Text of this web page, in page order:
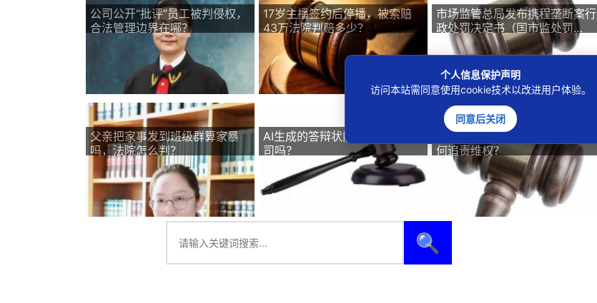
公司公开“批评”员工被判侵权，
合法管理边界在哪？
17岁主播签约后停播，被索赔
43万法院判赔多少？
市场监管总局发布携程垄断案行
政处罚决定书（国市监处罚
〔2026〕29号）
父亲把家事发到班级群算家暴
吗，法院怎么判？
AI生成的答辩状能直接拿来打官
司吗？
AI伪造变质图骗仅退款，商家如
何追责维权？
🔍
个人信息保护声明
访问本站需同意使用cookie技术以改进用户体验。
同意后关闭